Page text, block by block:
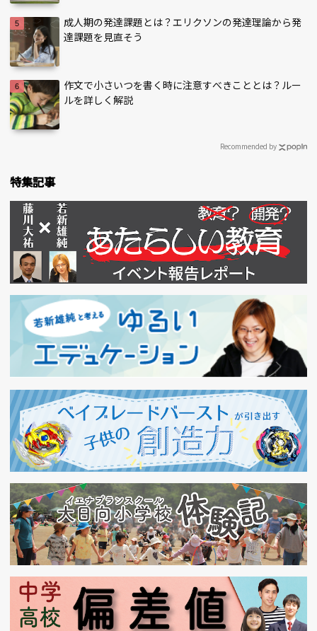
成人期の発達課題とは？エリクソンの発達理論から発
達課題を見直そう
作文で小さいつを書く時に注意すべきこととは？ルー
ルを詳しく解説
Recommended by
特集記事